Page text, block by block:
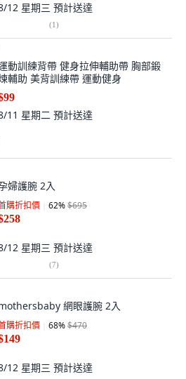
12 星期三 預計送達
(1)
動訓練背帶 健身拉伸輔助帶 胸部鍛
輔助 美背訓練帶 運動健身
11 星期二 預計送達
婦護腕 2入
購折扣價 62%$695
12 星期三 預計送達
(7)
網眼護腕 2入
購折扣價 68%$470
12 星期三 預計送達